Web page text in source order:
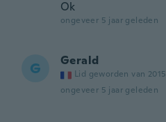
Ok
ongeveer 5 jaar geleden
G Gerald
Lid geworden van 2015
ongeveer 5 jaar geleden